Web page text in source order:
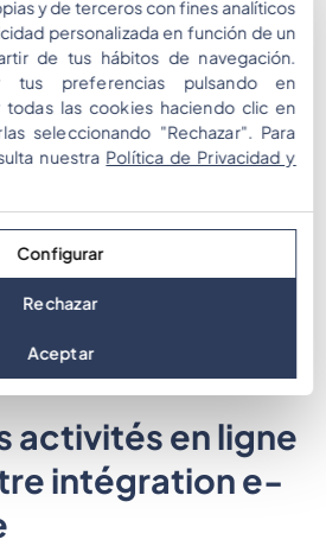
activités en ligne
intégration e-
y de terceros con fines analíticos
personalizada en función de un
de tus hábitos de navegación.
tus preferencias pulsando en
las cookies haciendo clic en
seleccionando "Rechazar". Para
nuestra Política de Privacidad y
Configurar
Rechazar
Aceptar